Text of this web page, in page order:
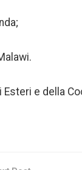
e della